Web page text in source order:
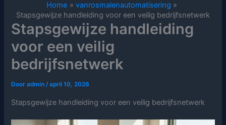
Home
vanrosmalenautomatisering
Stapsgewijze handleiding voor een veilig bedrijfsnetwerk
Stapsgewijze handleiding
voor een veilig
bedrijfsnetwerk
Dooradmin/april 10, 2026
Stapsgewijze handleiding voor een veilig bedrijfsnetwerk